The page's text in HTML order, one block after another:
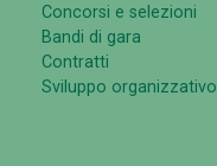
Concorsi e selezioni
Bandi di gara
Contratti
Sviluppo organizzativo